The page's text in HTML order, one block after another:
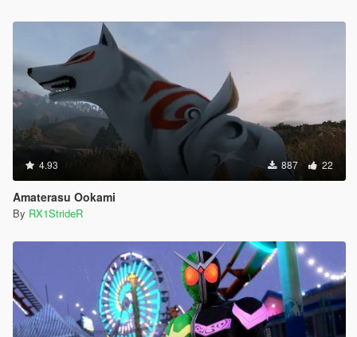
4.93 887 22
Amaterasu Ookami
By RX1StrideR